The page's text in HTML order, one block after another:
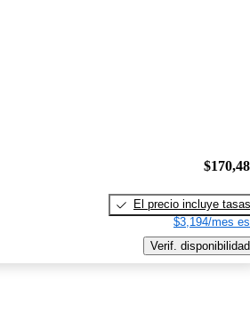
El precio incluye tasas
$3,194/mes
Verif. disponibilidad